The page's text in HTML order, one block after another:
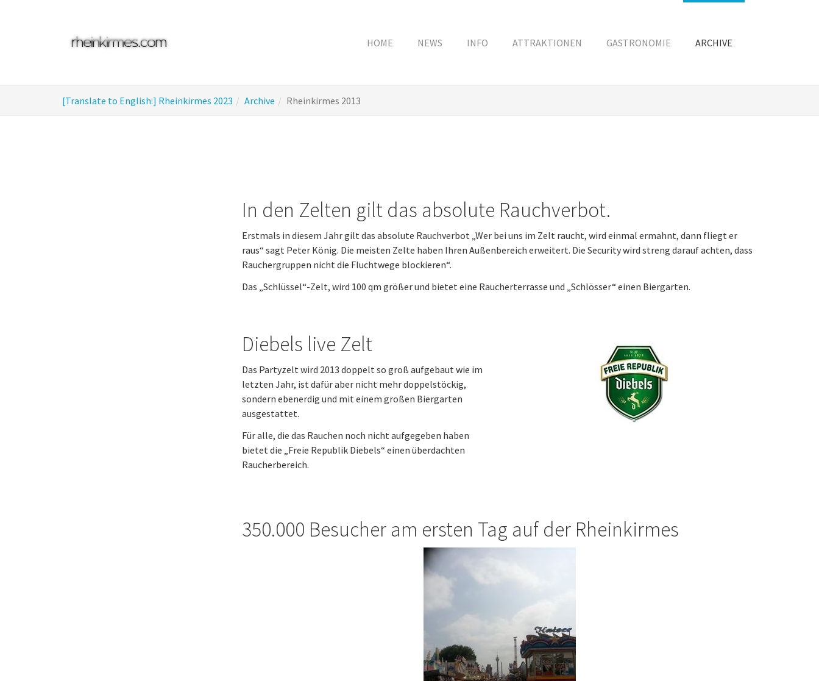
HOME NEWS INFO ATTRAKTIONEN GASTRONOMIE ARCHIVE
are
[Translate to English:] Rheinkirmes 2023 Archive Rheinkirmes 2013
In den Zelten gilt das absolute Rauchverbot.
Erstmals in diesem Jahr gilt das absolute Rauchverbot „Wer bei uns im Zelt raucht, wird einmal ermahnt, dann fliegt er
raus“ sagt Peter König. Die meisten Zelte haben Ihren Außenbereich erweitert. Die Security wird streng darauf achten, dass
Rauchergruppen nicht die Fluchtwege blockieren“.
Das „Schlüssel“-Zelt, wird 100 qm größer und bietet eine Raucherterrasse und „Schlösser“ einen Biergarten.
Diebels live Zelt
Das Partyzelt wird 2013 doppelt so groß aufgebaut wie im
letzten Jahr, ist dafür aber nicht mehr doppelstöckig,
sondern ebenerdig und mit einem großen Biergarten
ausgestattet.
Für alle, die das Rauchen noch nicht aufgegeben haben
bietet die „Freie Republik Diebels“ einen überdachten
Raucherbereich.
350.000 Besucher am ersten Tag auf der Rheinkirmes